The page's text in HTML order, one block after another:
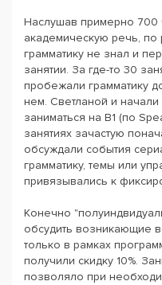
Наслушав примерно 700
академическую речь, по
грамматику не знал и
занятии. За где-то 30
пробежали грамматику
нем. Светланой и
заниматься на B1 (по
занятиях зачастую
обсуждали события
грамматику, темы или
привязывались к
Конечно
обсудить возникающие
только в рамках
получили скидку 10%.
позволяло при